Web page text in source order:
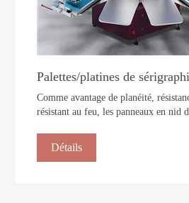
Palettes/platines de
Comme avantage de planéité,
résistant au feu, les panneaux en nid
Détails